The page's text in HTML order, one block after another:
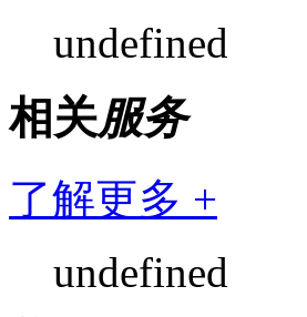
undefined
相关服务
了解更多 +
undefined